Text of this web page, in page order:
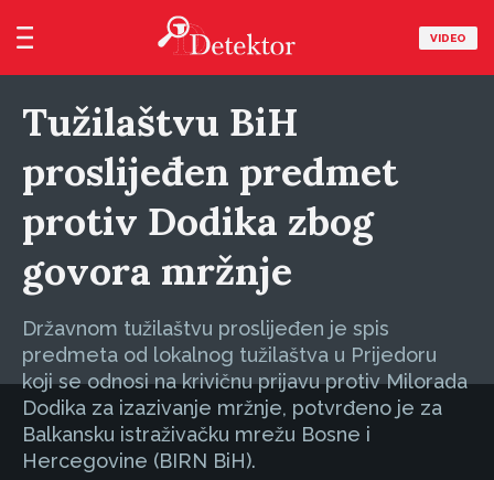
VIDEO
Tužilaštvu BiH
proslijeđen predmet
protiv Dodika zbog
govora mržnje
Državnom tužilaštvu proslijeđen je spis
predmeta od lokalnog tužilaštva u Prijedoru
koji se odnosi na krivičnu prijavu protiv Milorada
Dodika za izazivanje mržnje, potvrđeno je za
Balkansku istraživačku mrežu Bosne i
Hercegovine (BIRN BiH).